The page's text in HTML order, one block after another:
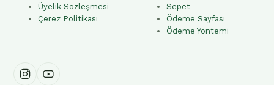
Üyelik Sözleşmesi
Çerez Politikası
Sepet
Ödeme Sayfası
Ödeme Yöntemi